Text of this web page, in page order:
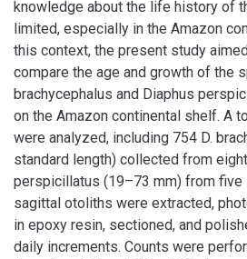
knowledge about the life history of
limited, especially in the Amazon
this context, the present study
compare the age and growth of the
brachycephalus and Diaphus
on the Amazon continental shelf. A
were analyzed, including 754 D.
standard length) collected from
perspicillatus (19–73 mm) from five
sagittal otoliths were extracted,
in epoxy resin, sectioned, and
daily increments. Counts were